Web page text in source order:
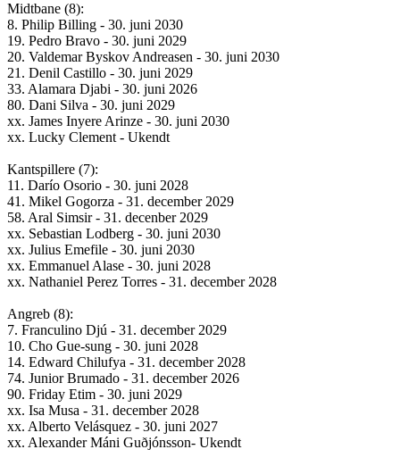
Midtbane (8):
8. Philip Billing - 30. juni 2030
19. Pedro Bravo - 30. juni 2029
20. Valdemar Byskov Andreasen - 30. juni 2030
21. Denil Castillo - 30. juni 2029
33. Alamara Djabi - 30. juni 2026
80. Dani Silva - 30. juni 2029
xx. James Inyere Arinze - 30. juni 2030
xx. Lucky Clement - Ukendt
Kantspillere (7):
11. Darío Osorio - 30. juni 2028
41. Mikel Gogorza - 31. december 2029
58. Aral Simsir - 31. decenber 2029
xx. Sebastian Lodberg - 30. juni 2030
xx. Julius Emefile - 30. juni 2030
xx. Emmanuel Alase - 30. juni 2028
xx. Nathaniel Perez Torres - 31. december 2028
Angreb (8):
7. Franculino Djú - 31. december 2029
10. Cho Gue-sung - 30. juni 2028
14. Edward Chilufya - 31. december 2028
74. Junior Brumado - 31. december 2026
90. Friday Etim - 30. juni 2029
xx. Isa Musa - 31. december 2028
xx. Alberto Velásquez - 30. juni 2027
xx. Alexander Máni Guðjónsson- Ukendt